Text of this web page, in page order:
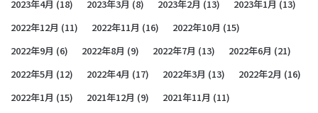
2023年4月 (18) 2023年3月 (8) 2023年2月 (13) 2023年1月 (13)
2022年12月 (11) 2022年11月 (16) 2022年10月 (15)
2022年9月 (6) 2022年8月 (9) 2022年7月 (13) 2022年6月 (21)
2022年5月 (12) 2022年4月 (17) 2022年3月 (13) 2022年2月 (16)
2022年1月 (15) 2021年12月 (9) 2021年11月 (11)